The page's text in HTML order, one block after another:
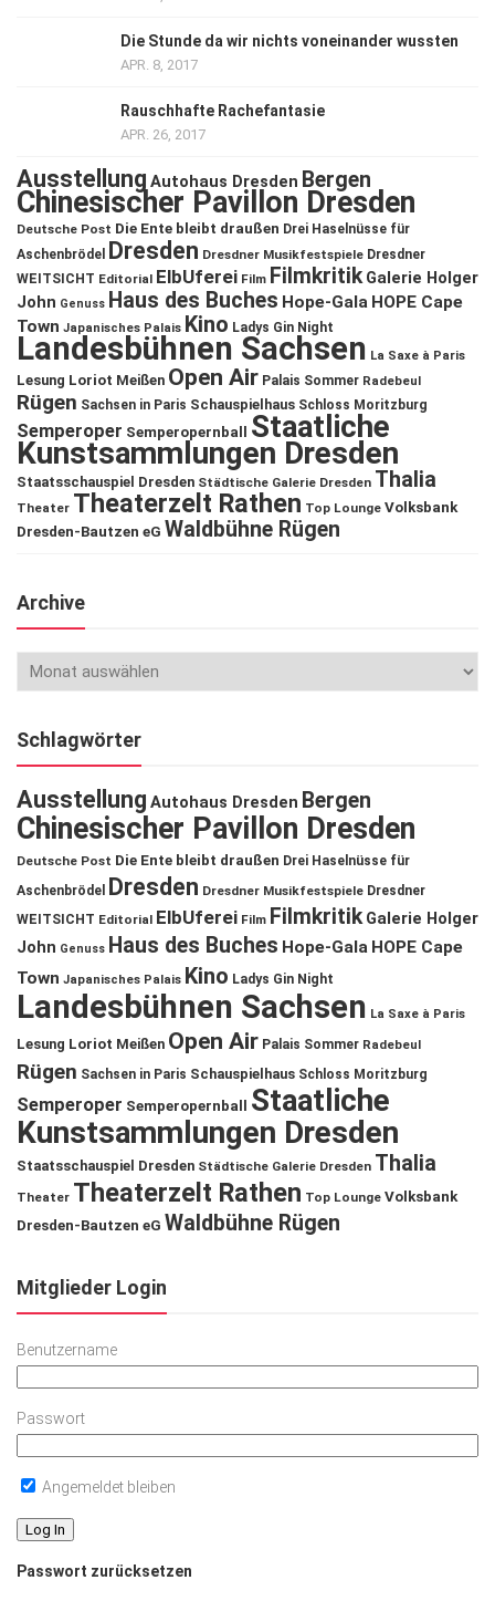
Die Stunde da wir nichts voneinander wussten
APR. 8, 2017
Rauschhafte Rachefantasie
APR. 26, 2017
Ausstellung Autohaus Dresden Bergen
Chinesischer Pavillon Dresden
Deutsche Post Die Ente bleibt draußen Drei Haselnüsse für
Aschenbrödel
Dresden Dresdner Musikfestspiele Dresdner
WEITSICHT Editorial ElbUferei Film Filmkritik Galerie Holger
John Genuss Haus des Buches Hope-Gala HOPE Cape
Town Japanisches Palais Kino Ladys Gin Night
Landesbühnen Sachsen La Saxe à Paris
Lesung Loriot Meißen Open Air Palais Sommer Radebeul
Rügen Sachsen in Paris Schauspielhaus Schloss Moritzburg
Semperoper Semperopernball Staatliche
Kunstsammlungen Dresden
Staatsschauspiel Dresden Städtische Galerie Dresden Thalia
Theater Theaterzelt Rathen Top Lounge Volksbank
Dresden-Bautzen eG Waldbühne Rügen
Archive
Schlagwörter
Ausstellung Autohaus Dresden Bergen
Chinesischer Pavillon Dresden
Deutsche Post Die Ente bleibt draußen Drei Haselnüsse für
Aschenbrödel
Dresden Dresdner Musikfestspiele Dresdner
WEITSICHT Editorial ElbUferei Film Filmkritik Galerie Holger
John Genuss Haus des Buches Hope-Gala HOPE Cape
Town Japanisches Palais Kino Ladys Gin Night
Landesbühnen Sachsen La Saxe à Paris
Lesung Loriot Meißen Open Air Palais Sommer Radebeul
Rügen Sachsen in Paris Schauspielhaus Schloss Moritzburg
Semperoper Semperopernball
Staatliche
Kunstsammlungen Dresden
Staatsschauspiel Dresden Städtische Galerie Dresden Thalia
Theater Theaterzelt Rathen Top Lounge Volksbank
Dresden-Bautzen eG Waldbühne Rügen
Mitglieder Login
Benutzername
Passwort
Angemeldet bleiben
Passwort zurücksetzen